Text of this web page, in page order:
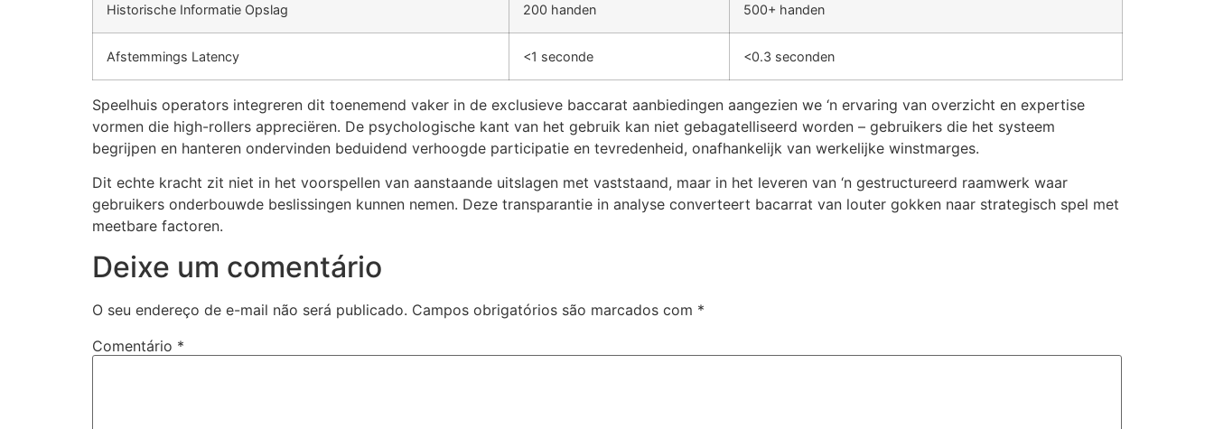
Historische Informatie Opslag 200 handen 500+ handen
Afstemmings Latency <1 seconde <0.3 seconden
Speelhuis operators integreren dit toenemend vaker in de exclusieve baccarat aanbiedingen aangezien we ‘n ervaring van overzicht en expertise
vormen die high-rollers appreciëren. De psychologische kant van het gebruik kan niet gebagatelliseerd worden – gebruikers die het systeem
begrijpen en hanteren ondervinden beduidend verhoogde participatie en tevredenheid, onafhankelijk van werkelijke winstmarges.
Dit echte kracht zit niet in het voorspellen van aanstaande uitslagen met vaststaand, maar in het leveren van ‘n gestructureerd raamwerk waar
gebruikers onderbouwde beslissingen kunnen nemen. Deze transparantie in analyse converteert bacarrat van louter gokken naar strategisch spel met
meetbare factoren.
Deixe um comentário
O seu endereço de e-mail não será publicado. Campos obrigatórios são marcados com *
Comentário *